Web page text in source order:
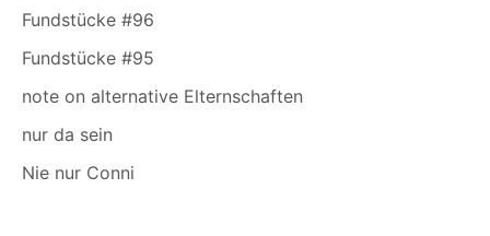
Fundstücke #96
Fundstücke #95
note on alternative Elternschaften
nur da sein
Nie nur Conni